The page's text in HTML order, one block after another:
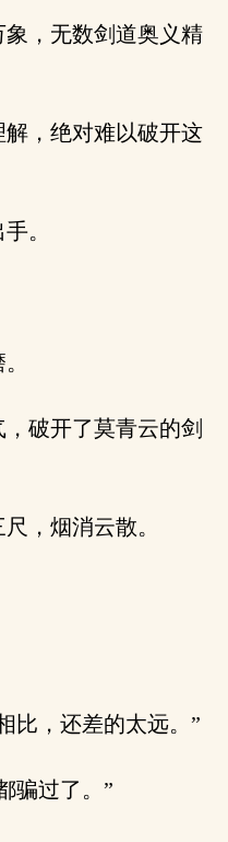
，无数剑道奥义精
，绝对难以破开这
。
破开了莫青云的剑
，烟消云散。
比，还差的太远。”
骗过了。”